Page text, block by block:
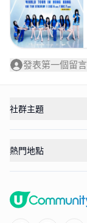
發表第一個留
社群主題
熱門地點